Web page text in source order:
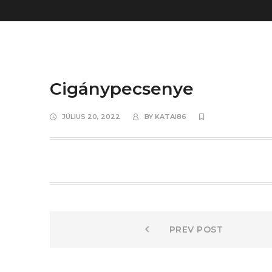
Cigánypecsenye
JÚLIUS 20, 2022 BY KATAI86
Bejegyzés
PREV POST